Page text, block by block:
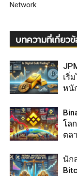
Network
บทความที่เกี่ยว
เริ่
หนั
โล
ตล
นัก